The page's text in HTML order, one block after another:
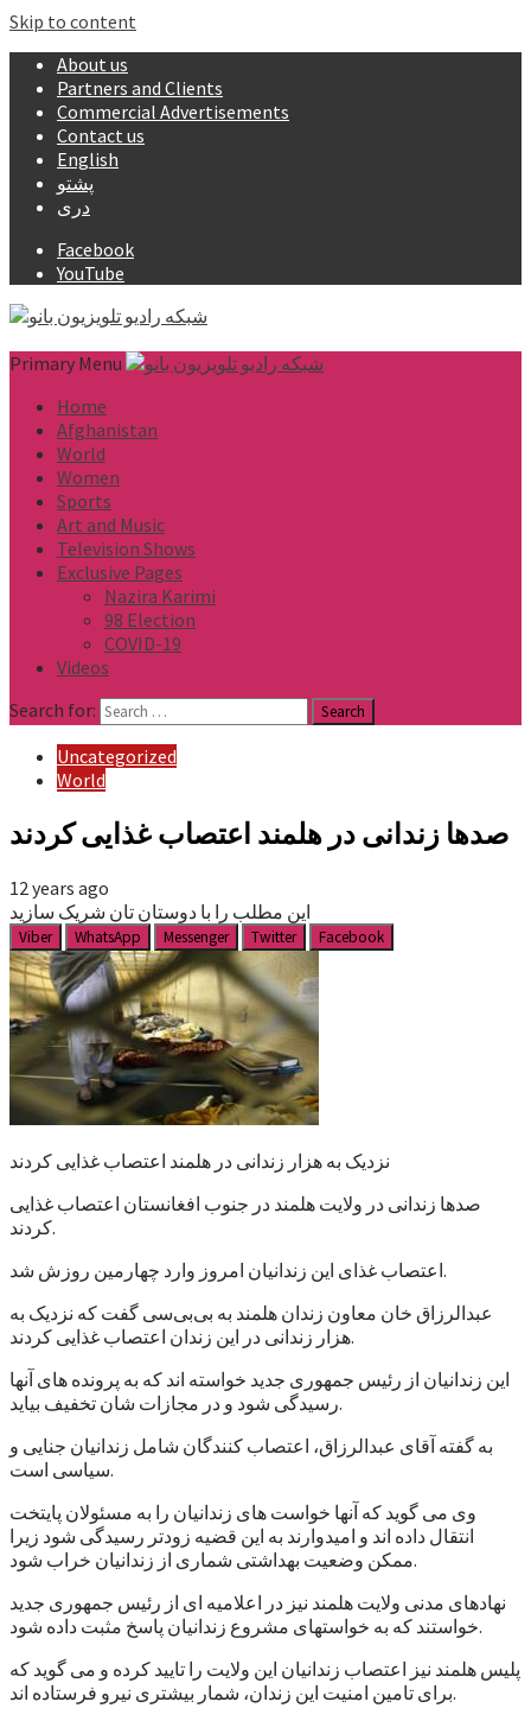
Skip to content
About us
Partners and Clients
Commercial Advertisements
Contact us
English
پشتو
دری
Facebook
YouTube
Primary Menu
Home
Afghanistan
World
Women
Sports
Art and Music
Television Shows
Exclusive Pages
Nazira Karimi
98 Election
COVID-19
Videos
Search for:
Uncategorized
World
صدها زندانی در هلمند اعتصاب غذایی کردند
12 years ago
این مطلب را با دوستان تان شریک سازید
Viber WhatsApp Messenger Twitter Facebook
نزدیک به هزار زندانی در هلمند اعتصاب غذایی کردند
صدها زندانی در ولایت هلمند در جنوب افغانستان اعتصاب غذایی
کردند.
اعتصاب غذای این زندانیان امروز وارد چهارمین روزش شد.
عبدالرزاق خان معاون زندان هلمند به بی‌بی‌سی گفت که نزدیک به
هزار زندانی در این زندان اعتصاب غذایی کردند.
این زندانیان از رئیس جمهوری جدید خواسته اند که به پرونده های آنها
رسیدگی شود و در مجازات شان تخفیف بیاید.
به گفته آقای عبدالرزاق، اعتصاب کنندگان شامل زندانیان جنایی و
سیاسی است.
وی می گوید که آنها خواست های زندانیان را به مسئولان پایتخت
انتقال داده اند و امیدوارند به این قضیه زودتر رسیدگی شود زیرا
ممکن وضعیت بهداشتی شماری از زندانیان خراب شود.
نهادهای مدنی ولایت هلمند نیز در اعلامیه ای از رئیس جمهوری جدید
خواستند که به خواستهای مشروع زندانیان پاسخ مثبت داده شود.
پلیس هلمند نیز اعتصاب زندانیان این ولایت را تایید کرده و می گوید که
برای تامین امنیت این زندان، شمار بیشتری نیرو فرستاده اند.